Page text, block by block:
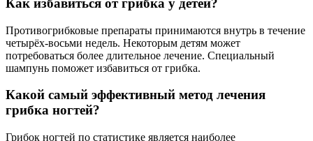
Как избавиться от грибка у детей?
Противогрибковые препараты принимаются внутрь в течение
четырёх-восьми недель. Некоторым детям может
потребоваться более длительное лечение. Специальный
шампунь поможет избавиться от грибка.
Какой самый эффективный метод лечения
грибка ногтей?
Грибок ногтей по статистике является наиболее